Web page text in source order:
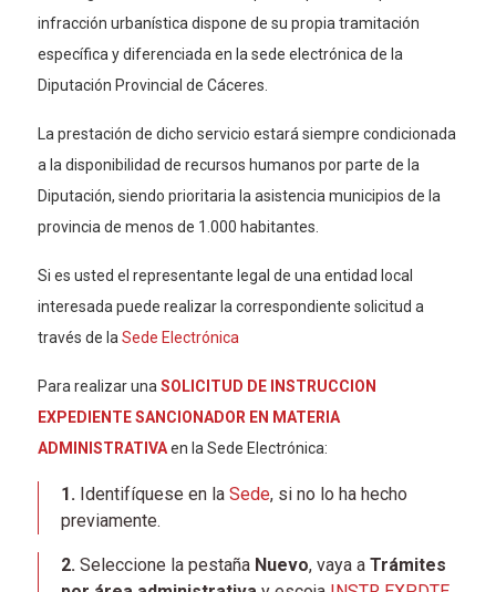
infracción urbanística dispone de su propia tramitación
específica y diferenciada en la sede electrónica de la
Diputación Provincial de Cáceres.
La prestación de dicho servicio estará siempre condicionada
a la disponibilidad de recursos humanos por parte de la
Diputación, siendo prioritaria la asistencia municipios de la
provincia de menos de 1.000 habitantes.
Si es usted el representante legal de una entidad local
interesada puede realizar la correspondiente solicitud a
través de la Sede Electrónica
Para realizar una SOLICITUD DE INSTRUCCION
EXPEDIENTE SANCIONADOR EN MATERIA
ADMINISTRATIVAen la Sede Electrónica:
1.Identifíquese en la Sede, si no lo ha hecho
previamente.
2.Seleccione la pestaña Nuevo, vaya a Trámites